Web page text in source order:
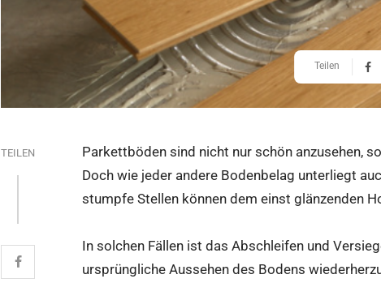
Teilen
TEILEN
Parkettböden sind nicht nur schön anzusehen,
Doch wie jeder andere Bodenbelag unterliegt
stumpfe Stellen können dem einst glänzenden
In solchen Fällen ist das Abschleifen und
ursprüngliche Aussehen des Bodens